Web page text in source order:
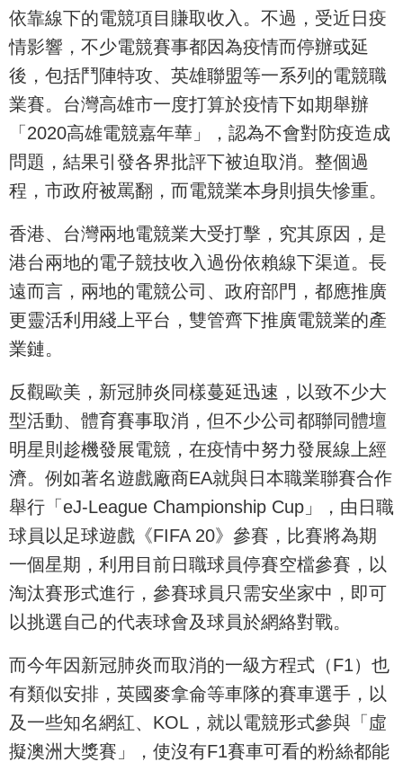
依靠線下的電競項目賺取收入。不過，受近日疫
情影響，不少電競賽事都因為疫情而停辦或延
後，包括鬥陣特攻、英雄聯盟等一系列的電競職
業賽。台灣高雄市一度打算於疫情下如期舉辦
「2020高雄電競嘉年華」，認為不會對防疫造成
問題，結果引發各界批評下被迫取消。整個過
程，市政府被罵翻，而電競業本身則損失慘重。
香港、台灣兩地電競業大受打擊，究其原因，是
港台兩地的電子競技收入過份依賴線下渠道。長
遠而言，兩地的電競公司、政府部門，都應推廣
更靈活利用綫上平台，雙管齊下推廣電競業的產
業鏈。
反觀歐美，新冠肺炎同樣蔓延迅速，以致不少大
型活動、體育賽事取消，但不少公司都聯同體壇
明星則趁機發展電競，在疫情中努力發展線上經
濟。例如著名遊戲廠商EA就與日本職業聯賽合作
舉行「eJ-League Championship Cup」，由日職
球員以足球遊戲《FIFA 20》參賽，比賽將為期
一個星期，利用目前日職球員停賽空檔參賽，以
淘汰賽形式進行，參賽球員只需安坐家中，即可
以挑選自己的代表球會及球員於網絡對戰。
而今年因新冠肺炎而取消的一級方程式（F1）也
有類似安排，英國麥拿侖等車隊的賽車選手，以
及一些知名網紅、KOL，就以電競形式參與「虛
擬澳洲大獎賽」，使沒有F1賽車可看的粉絲都能